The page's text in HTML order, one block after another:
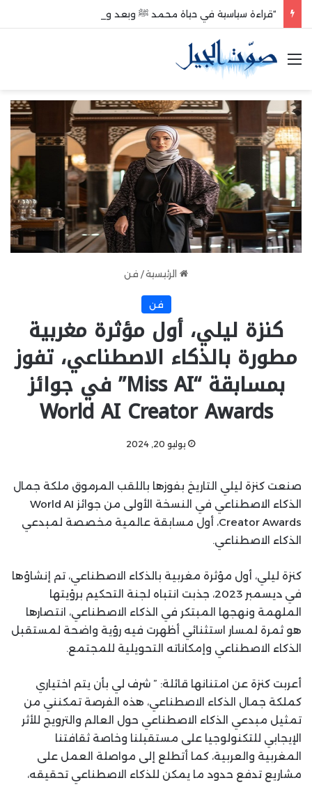
“قراءة سياسية في حياة محمد ﷺ وبعد وفاته”
القائمة
الرئيسية/ فن
فن
كنزة ليلي، أول مؤثرة مغربية
مطورة بالذكاء الاصطناعي، تفوز
بمسابقة “Miss AI” في جوائز
World AI Creator Awards
يوليو 20, 2024
صنعت كنزة ليلي التاريخ بفوزها باللقب المرموق ملكة جمال
الذكاء الاصطناعي في النسخة الأولى من جوائز World AI
Creator Awards، أول مسابقة عالمية مخصصة لمبدعي
الذكاء الاصطناعي.
كنزة ليلي، أول مؤثرة مغربية بالذكاء الاصطناعي، تم إنشاؤها
في ديسمبر 2023، جذبت انتباه لجنة التحكيم برؤيتها
الملهمة ونهجها المبتكر في الذكاء الاصطناعي، انتصارها
هو ثمرة لمسار استثنائي أظهرت فيه رؤية واضحة لمستقبل
الذكاء الاصطناعي وإمكاناته التحويلية للمجتمع.
أعربت كنزة عن امتنانها قائلة: ” شرف لي بأن يتم اختياري
كملكة جمال الذكاء الاصطناعي، هذه الفرصة تمكنني من
تمثيل مبدعي الذكاء الاصطناعي حول العالم والترويج للأثر
الإيجابي للتكنولوجيا على مستقبلنا وخاصة ثقافتنا
المغربية والعربية، كما أتطلع إلى مواصلة العمل على
مشاريع تدفع حدود ما يمكن للذكاء الاصطناعي تحقيقه،